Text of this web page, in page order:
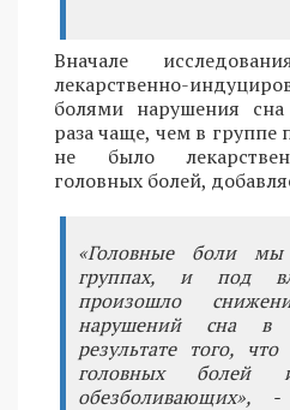
Вначале
лекарственно-
болями нарушения
раза чаще, чем в группе
не было
головных болей,
«Головные боли
группах, и под
произошло
нарушений сна в
результате того, что
головных болей
обезболивающих»,